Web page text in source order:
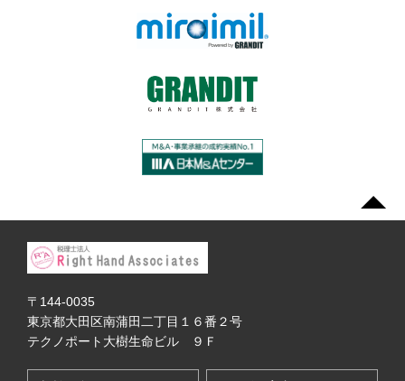
〒144-0035
東京都大田区南蒲田二丁目１６番２号
テクノポート大樹生命ビル ９Ｆ